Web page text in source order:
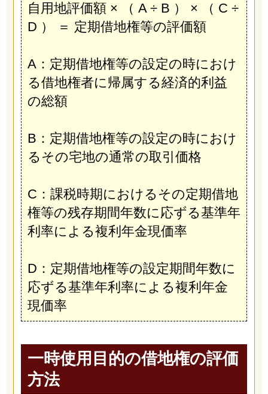
自用地評価額 × （ A ÷ B ） × （ C ÷
D ） ＝ 定期借地権等の評価額
A：定期借地権等の設定の時におけ
る借地権者に帰属する経済的利益
の総額
B：定期借地権等の設定の時におけ
るその宅地の通常の取引価格
C：課税時期におけるその定期借地
権等の残存期間年数に応ずる基準年
利率による複利年金現価率
D：定期借地権等の設定期間年数に
応ずる基準年利率による複利年金
現価率
一時使用目的の借地権の評価
方法